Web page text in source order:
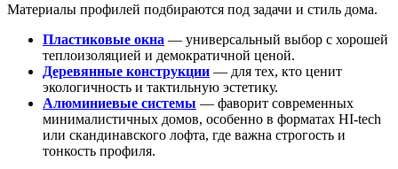
Материалы профилей подбираются под задачи и стиль дома.
Пластиковые окна — универсальный выбор с хорошей
теплоизоляцией и демократичной ценой.
Деревянные конструкции — для тех, кто ценит
экологичность и тактильную эстетику.
Алюминиевые системы — фаворит современных
минималистичных домов, особенно в форматах HI-tech
или скандинавского лофта, где важна строгость и
тонкость профиля.